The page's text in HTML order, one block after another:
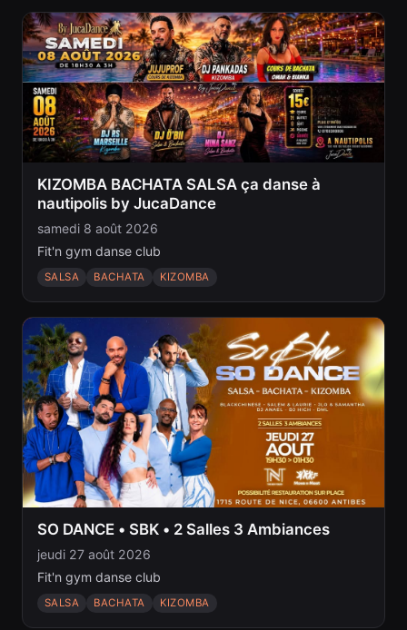
KIZOMBA BACHATA SALSA ça danse à
nautipolis by JucaDance
samedi 8 août 2026
Fit'n gym danse club
SALSA BACHATA KIZOMBA
SO DANCE • SBK • 2 Salles 3 Ambiances
jeudi 27 août 2026
Fit'n gym danse club
SALSA BACHATA KIZOMBA